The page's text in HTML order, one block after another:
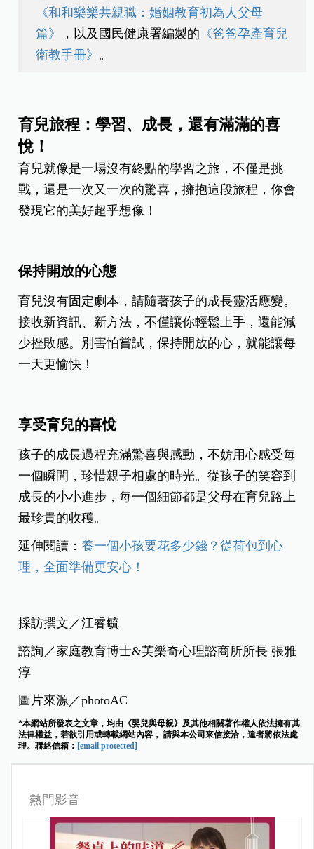
《和和樂樂共親職：婚姻教育初為人父母
篇》 ，以及國民健康署編製的 《爸爸孕產育兒
衛教手冊》 。
育兒旅程：學習、成長，還有滿滿的喜
悅！
育兒就像是一場沒有終點的學習之旅，不僅是挑
戰，還是一次又一次的驚喜，擁抱這段旅程，你會
發現它的美好超乎想像！
保持開放的心態
育兒沒有固定劇本，請隨著孩子的成長靈活應變。
接收新資訊、新方法，不僅讓你輕鬆上手，還能減
少挫敗感。別害怕嘗試，保持開放的心，就能讓每
一天更愉快！
享受育兒的喜悅
孩子的成長過程充滿驚喜與感動，不妨用心感受每
一個瞬間，珍惜親子相處的時光。從孩子的笑容到
成長的小小進步，每一個細節都是父母在育兒路上
最珍貴的收穫。
延伸閱讀：養一個小孩要花多少錢？從荷包到心
理，全面準備更安心！
採訪撰文／江睿毓
諮詢／家庭教育博士&芙樂奇心理諮商所所長 張雅
淳
圖片來源／photoAC
*本網站所發表之文章，均由《嬰兒與母親》及其他相關著作權人依法擁有其
法律權益，若欲引用或轉載網站內容， 請與本公司來信接洽，違者將依法處
理。聯絡信箱： [email protected]
熱門影音